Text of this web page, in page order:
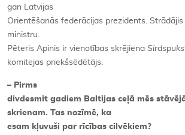
gan Latvijas
Orientēšanās federācijas prezidents.
ministru.
Pēteris Apinis ir vienotības skrējiena
komitejas priekšsēdētājs.
– Pirms
divdesmit gadiem Baltijas ceļā mēs
skrienam. Tas nozīmē, ka
esam kļuvuši par rīcības cilvēkiem?